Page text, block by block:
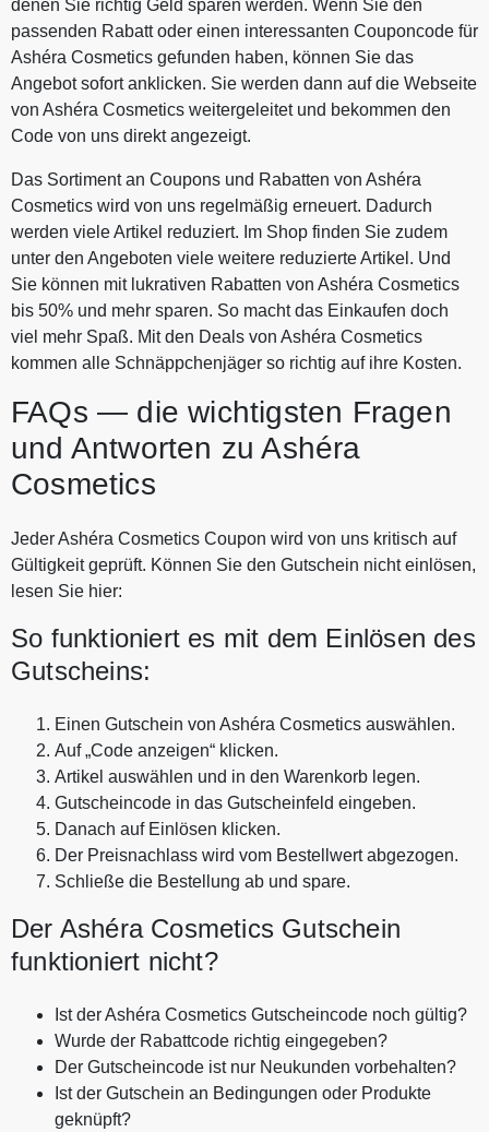
denen Sie richtig Geld sparen werden. Wenn Sie den
passenden Rabatt oder einen interessanten Couponcode für
Ashéra Cosmetics gefunden haben, können Sie das
Angebot sofort anklicken. Sie werden dann auf die Webseite
von Ashéra Cosmetics weitergeleitet und bekommen den
Code von uns direkt angezeigt.
Das Sortiment an Coupons und Rabatten von Ashéra
Cosmetics wird von uns regelmäßig erneuert. Dadurch
werden viele Artikel reduziert. Im Shop finden Sie zudem
unter den Angeboten viele weitere reduzierte Artikel. Und
Sie können mit lukrativen Rabatten von Ashéra Cosmetics
bis 50% und mehr sparen. So macht das Einkaufen doch
viel mehr Spaß. Mit den Deals von Ashéra Cosmetics
kommen alle Schnäppchenjäger so richtig auf ihre Kosten.
FAQs — die wichtigsten Fragen
und Antworten zu Ashéra
Cosmetics
Jeder Ashéra Cosmetics Coupon wird von uns kritisch auf
Gültigkeit geprüft. Können Sie den Gutschein nicht einlösen,
lesen Sie hier:
So funktioniert es mit dem Einlösen des
Gutscheins:
Einen Gutschein von Ashéra Cosmetics auswählen.
Auf „Code anzeigen“ klicken.
Artikel auswählen und in den Warenkorb legen.
Gutscheincode in das Gutscheinfeld eingeben.
Danach auf Einlösen klicken.
Der Preisnachlass wird vom Bestellwert abgezogen.
Schließe die Bestellung ab und spare.
Der Ashéra Cosmetics Gutschein
funktioniert nicht?
Ist der Ashéra Cosmetics Gutscheincode noch gültig?
Wurde der Rabattcode richtig eingegeben?
Der Gutscheincode ist nur Neukunden vorbehalten?
Ist der Gutschein an Bedingungen oder Produkte
geknüpft?